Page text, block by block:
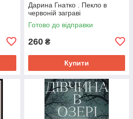
Дарина Гнатко . Пекло в
червоній заграві
Готово до відправки
260 ₴
Купити